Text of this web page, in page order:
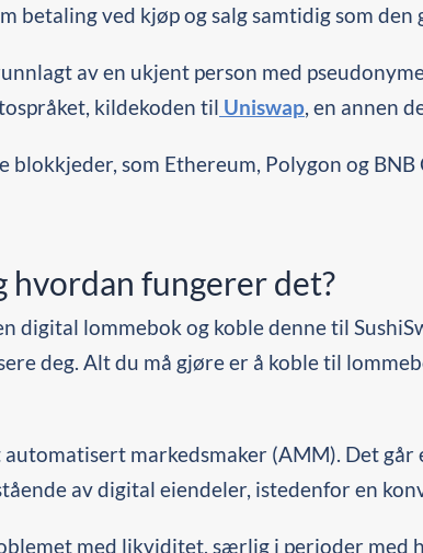
betaling ved kjøp og salg samtidig som
av en ukjent person med
kildekoden til Uniswap, en annen
som Ethereum, Polygon og
hvordan fungerer det?
digital lommebok og koble denne til
deg. Alt du må gjøre er å koble til
markedsmaker (AMM). Det
av digital eiendeler, istedenfor en
med likviditet, særlig i perioder med